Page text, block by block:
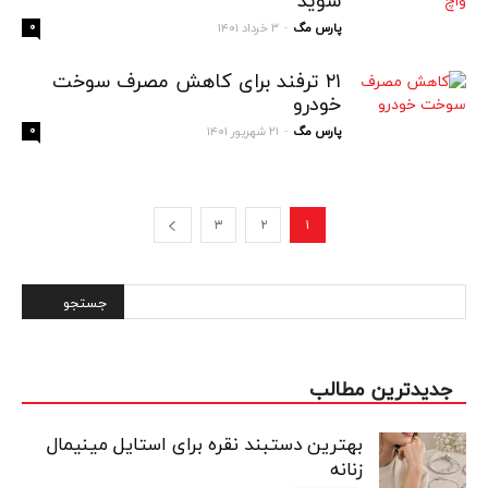
پارس مگ - ۳ خرداد ۱۴۰۱ ۰
۲۱ ترفند برای کاهش مصرف سوخت
خودرو
پارس مگ - ۲۱ شهریور ۱۴۰۱ ۰
۱ ۲ ۳
جدیدترین مطالب
بهترین دستبند نقره برای استایل مینیمال
زنانه